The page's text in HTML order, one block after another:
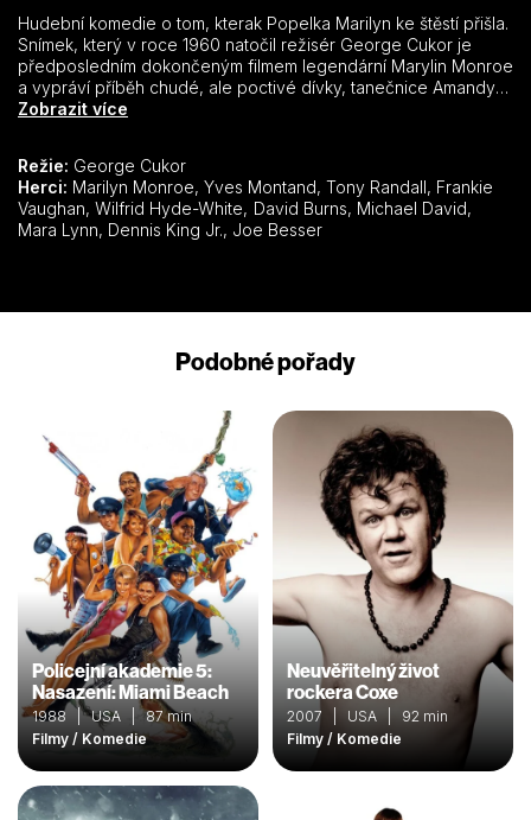
Hudební komedie o tom, kterak Popelka Marilyn ke štěstí přišla.
Snímek, který v roce 1960 natočil režisér George Cukor je
předposledním dokončeným filmem legendární Marylin Monroe
a vypráví příběh chudé, ale poctivé dívky, tanečnice Amandy,
která se zamiluje do francouzského tanečníka, který vystupuje
multimilonářem.
Zobrazit více
Režie: George Cukor
Herci:
Vaughan, Wilfrid Hyde-White, David Burns, Michael David,
Mara Lynn, Dennis King Jr., Joe Besser
Podobné pořady
Policejní akademie 5:
Nasazení: Miami Beach
1988 | USA | 87 min
Filmy / Komedie
Neuvěřitelný život
rockera Coxe
2007 | USA | 92 min
Filmy / Komedie